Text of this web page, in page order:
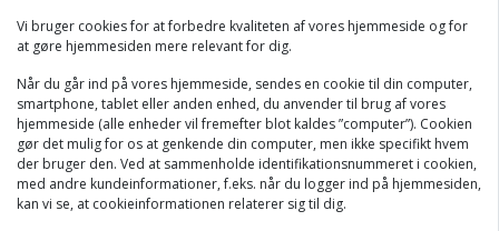
Vi bruger cookies for at forbedre kvaliteten af vores hjemmeside og for
at gøre hjemmesiden mere relevant for dig.
Når du går ind på vores hjemmeside, sendes en cookie til din computer,
smartphone, tablet eller anden enhed, du anvender til brug af vores
hjemmeside (alle enheder vil fremefter blot kaldes ”computer”). Cookien
gør det mulig for os at genkende din computer, men ikke specifikt hvem
der bruger den. Ved at sammenholde identifikationsnummeret i cookien,
med andre kundeinformationer, f.eks. når du logger ind på hjemmesiden,
kan vi se, at cookieinformationen relaterer sig til dig.